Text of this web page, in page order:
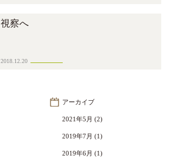
視察へ
2018.12.20
アーカイブ
2021年5月 (2)
2019年7月 (1)
2019年6月 (1)